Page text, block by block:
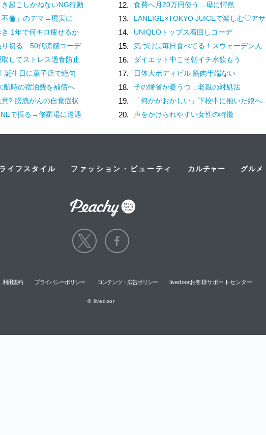
起こしかねないNG行動
不倫」のデマ→現実に
1年で何キロ痩せるか
り切る…50代涼感コーデ
してストレス過食防止
誕生日に菓子店で絶句
航時の宿泊費を補償へ
? 膀胱がんの自覚症状
で振る→修羅場に遭遇
12. 食費へ月20万円使う…母に愕然
13. LANEIGE×TOKYO JUICEで楽しむ♡アサイーマンゴースムージーの特別企画
14. UNIQLOトップス着回しコーデ
15. 気づけば毎日食べてる！スウェーデン人漫画家がリピートし続ける日本の定番食
16. ダイエット中こそ朝イチ水飲もう
17. 日体大ボディビル 筋肉半端ない
18. 子の帰省が憂うつ…老親の対処法
19. 「何かがおかしい」下校中に抱いた娘への「違和感」。母は学校へ電話するも…／家族全員でいじめと戦うということ。（2）
20. 声をかけられやすい女性の特徴
ライフスタイル ファッション・ビューティ カルチャー グルメ
利用規約 プライバシーポリシー コンテンツ・広告ポリシー livedoorお客様サポートセンター
© livedoor